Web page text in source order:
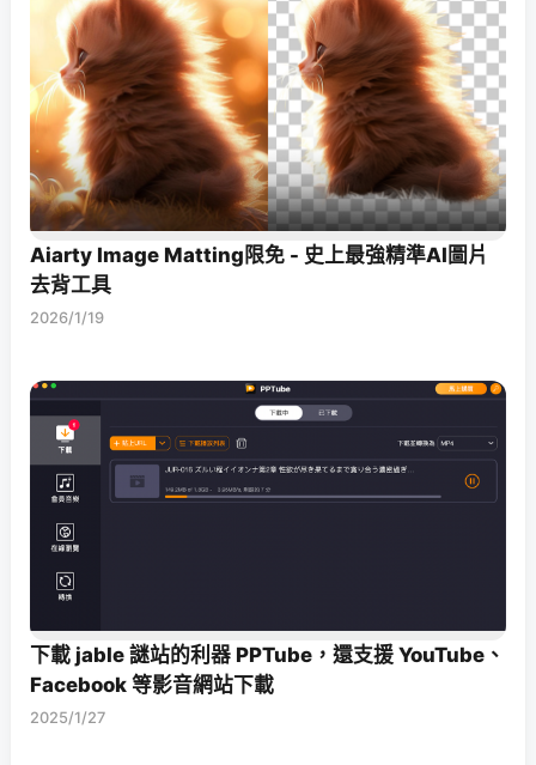
Aiarty Image Matting限免 - 史上最強精準AI圖片
去背工具
2026/1/19
下載 jable 謎站的利器 PPTube，還支援 YouTube、
Facebook 等影音網站下載
2025/1/27